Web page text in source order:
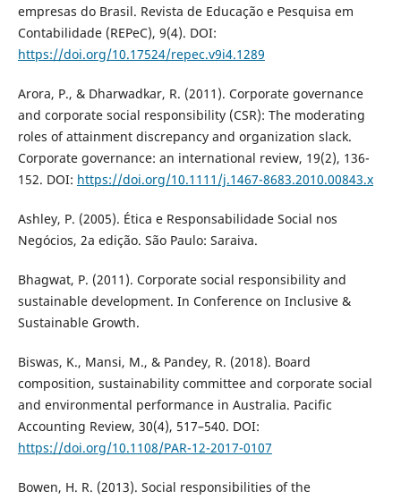
empresas do Brasil. Revista de Educação e Pesquisa em
Contabilidade (REPeC), 9(4). DOI:
https://doi.org/10.17524/repec.v9i4.1289
Arora, P., & Dharwadkar, R. (2011). Corporate governance
and corporate social responsibility (CSR): The moderating
roles of attainment discrepancy and organization slack.
Corporate governance: an international review, 19(2), 136-
152. DOI: https://doi.org/10.1111/j.1467-8683.2010.00843.x
Ashley, P. (2005). Ética e Responsabilidade Social nos
Negócios, 2a edição. São Paulo: Saraiva.
Bhagwat, P. (2011). Corporate social responsibility and
sustainable development. In Conference on Inclusive &
Sustainable Growth.
Biswas, K., Mansi, M., & Pandey, R. (2018). Board
composition, sustainability committee and corporate social
and environmental performance in Australia. Pacific
Accounting Review, 30(4), 517–540. DOI:
https://doi.org/10.1108/PAR-12-2017-0107
Bowen, H. R. (2013). Social responsibilities of the